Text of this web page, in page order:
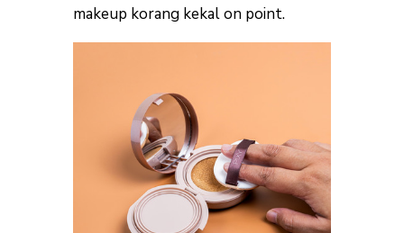
makeup korang kekal on point.